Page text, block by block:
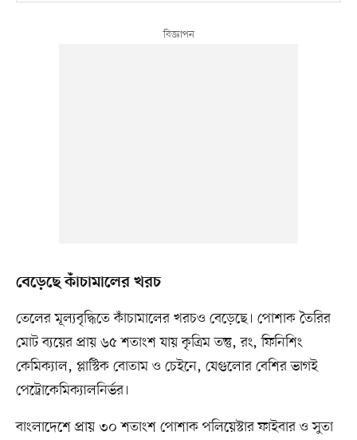
বেড়েছে কাঁচামালের খরচ
তেলের মূল্যবৃদ্ধিতে কাঁচামালের খরচও বেড়েছে। পোশাক তৈরির
মোট ব্যয়ের প্রায় ৬৫ শতাংশ যায় কৃত্রিম তন্তু, রং, ফিনিশিং
কেমিক্যাল, প্লাস্টিক বোতাম ও চেইনে, যেগুলোর বেশির ভাগই
পেট্রোকেমিক্যালনির্ভর।
বাংলাদেশে প্রায় ৩০ শতাংশ পোশাক পলিয়েস্টার ফাইবার ও সুতা